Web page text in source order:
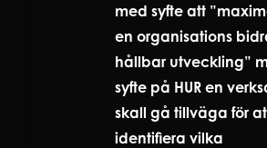
med syfte att
en organisations
hållbar utveckling”
syfte på HUR en
skall gå tillväga för
identifiera vilka